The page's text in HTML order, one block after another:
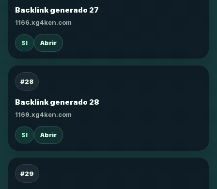
Backlink generado 27
1166.xg4ken.com
SI Abrir
#28
Backlink generado 28
1169.xg4ken.com
SI Abrir
#29